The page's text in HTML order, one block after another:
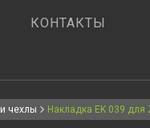
КОНТАКТЫ
чехлы Накладка EK 039 для